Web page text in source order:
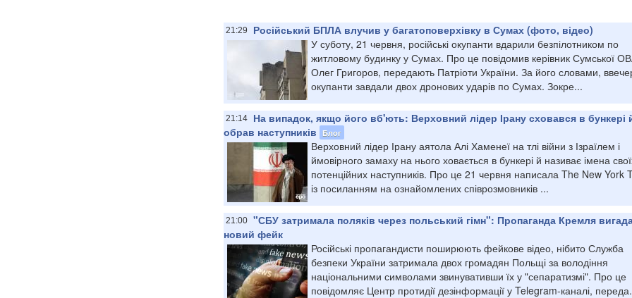
21:29
Російський БПЛА влучив у багатоповерхівку в Сумах (фото, відео)
У суботу, 21 червня, російські окупанти вдарили безпілотником по
житловому будинку у Сумах. Про це повідомив керівник Сумської
Олег Григоров, передають Патріоти України. За його словами,
окупанти завдали двох дронових ударів по Сумах. Зокре...
21:14
На випадок, якщо його вб'ють: Верховний лідер Ірану сховався в бункері
обрав наступників
Блог
Верховний лідер Ірану аятола Алі Хаменеї на тлі війни з Ізраїлем і
ймовірного замаху на нього ховається в бункері й називає імена
потенційних наступників. Про це 21 червня написала The New York
із посиланням на ознайомлених співрозмовників ...
21:00 "СБУ затримала поляків через польський гімн": Пропаганда Кремля
новий фейк
Російські пропагандисти поширюють фейкове відео, нібито Служба
безпеки України затримала двох громадян Польщі за володіння
національними символами звинувативши їх у "сепаратизмі". Про це
повідомляє Центр протидії дезінформації у Telegram-каналі,